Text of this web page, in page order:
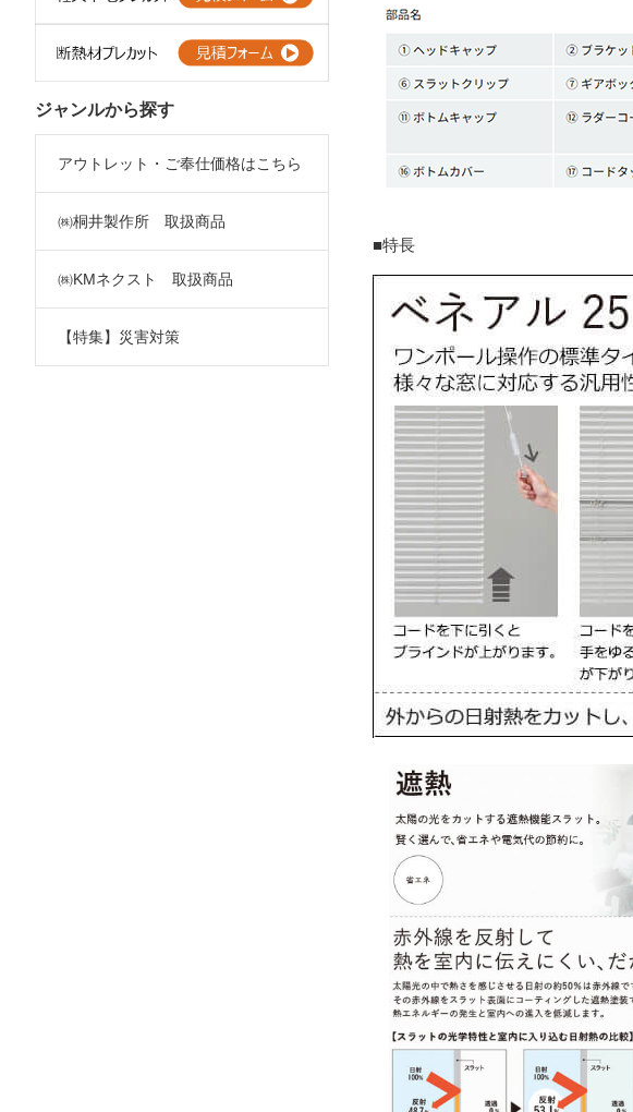
■特長
ジャンルから探す
アウトレット・ご奉仕価格はこちら
㈱桐井製作所 取扱商品
㈱KMネクスト 取扱商品
【特集】災害対策